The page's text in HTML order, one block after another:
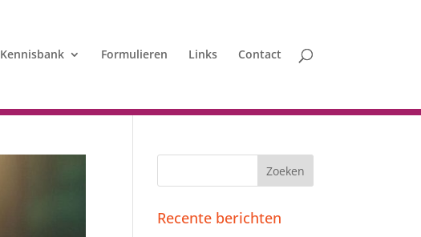
Kennisbank Formulieren Links Contact
Recente berichten